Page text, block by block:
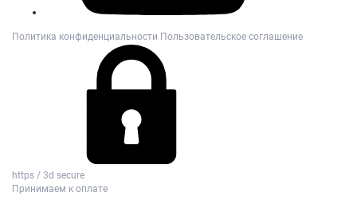
Политика конфиденциальности Пользовательское соглашение
https / 3d secure
Принимаем к оплате